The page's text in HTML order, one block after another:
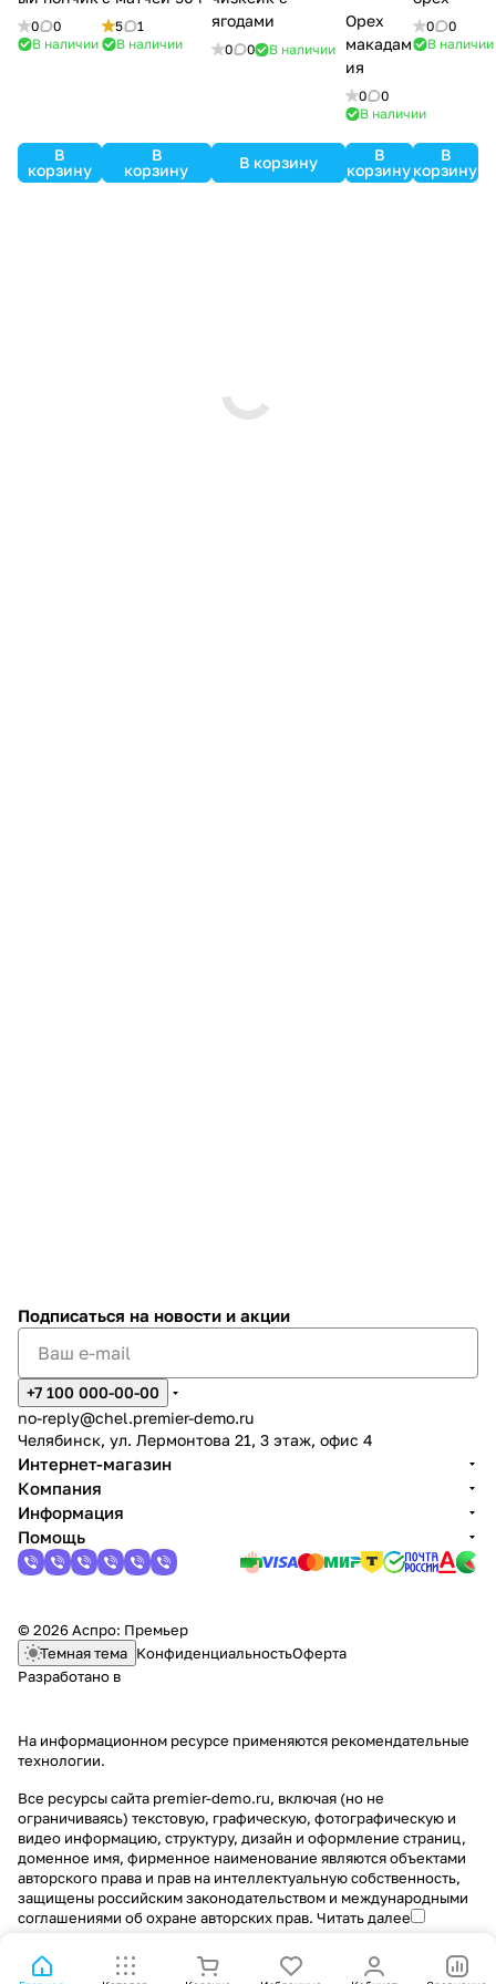
0
0
В наличии
В
корзину
5
1
В наличии
В
корзину
ягодами
0 0 В наличии
В корзину
Орех
макадам
ия
0
0
В наличии
В
корзину
0
0
В наличии
В
корзину
Подписаться на новости и акции
+7 100 000-00-00
no-reply@chel.premier-demo.ru
Челябинск, ул. Лермонтова 21, 3 этаж, офис 4
Интернет-магазин
Компания
Информация
Помощь
© 2026 Аспро: Премьер
Темная тема КонфиденциальностьОферта
Разработано в
На информационном ресурсе применяются рекомендательные
технологии.
Все ресурсы сайта premier-demo.ru, включая (но не
ограничиваясь) текстовую, графическую, фотографическую и
видео информацию, структуру, дизайн и оформление страниц,
доменное имя, фирменное наименование являются объектами
авторского права и прав на интеллектуальную собственность,
защищены российским законодательством и международными
соглашениями об охране авторских прав. Читать далее